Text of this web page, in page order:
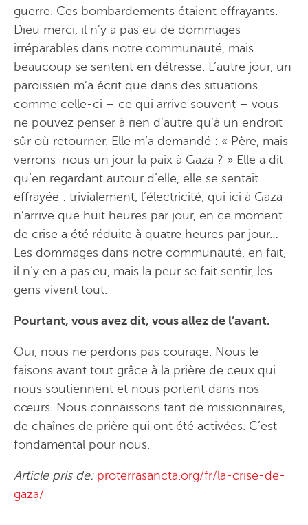
guerre. Ces bombardements étaient effrayants.
Dieu merci, il n’y a pas eu de dommages
irréparables dans notre communauté, mais
beaucoup se sentent en détresse. L’autre jour, un
paroissien m’a écrit que dans des situations
comme celle-ci – ce qui arrive souvent – vous
ne pouvez penser à rien d’autre qu’à un endroit
sûr où retourner. Elle m’a demandé : « Père, mais
verrons-nous un jour la paix à Gaza ? » Elle a dit
qu’en regardant autour d’elle, elle se sentait
effrayée : trivialement, l’électricité, qui ici à Gaza
n’arrive que huit heures par jour, en ce moment
de crise a été réduite à quatre heures par jour…
Les dommages dans notre communauté, en fait,
il n’y en a pas eu, mais la peur se fait sentir, les
gens vivent tout.
Pourtant, vous avez dit, vous allez de l’avant.
Oui, nous ne perdons pas courage. Nous le
faisons avant tout grâce à la prière de ceux qui
nous soutiennent et nous portent dans nos
cœurs. Nous connaissons tant de missionnaires,
de chaînes de prière qui ont été activées. C’est
fondamental pour nous.
Article pris de: proterrasancta.org/fr/la-crise-de-
gaza/